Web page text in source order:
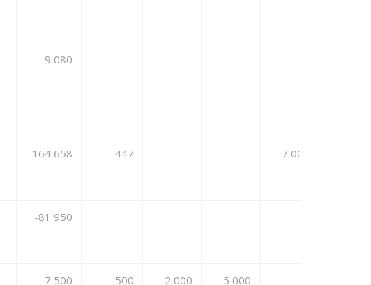
-9 080
164 658 447 7 000
-81 950
7 500 500 2 000 5 000